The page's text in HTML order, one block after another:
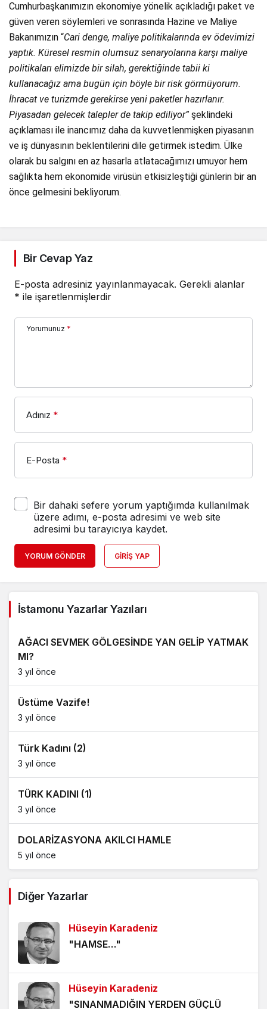
Cumhurbaşkanımızın ekonomiye yönelik açıkladığı paket ve
güven veren söylemleri ve sonrasında Hazine ve Maliye
Bakanımızın “Cari denge, maliye politikalarında ev ödevimizi
yaptık. Küresel resmin olumsuz senaryolarına karşı maliye
politikaları elimizde bir silah, gerektiğinde tabii ki
kullanacağız ama bugün için böyle bir risk görmüyorum.
İhracat ve turizmde gerekirse yeni paketler hazırlanır.
Piyasadan gelecek talepler de takip ediliyor”şeklindeki
açıklaması ile inancımız daha da kuvvetlenmişken piyasanın
ve iş dünyasının beklentilerini dile getirmek istedim. Ülke
olarak bu salgını en az hasarla atlatacağımızı umuyor hem
sağlıkta hem ekonomide virüsün etkisizleştiği günlerin bir an
önce gelmesini bekliyorum.
Bir Cevap Yaz
E-posta adresiniz yayınlanmayacak. Gerekli alanlar
* ile işaretlenmişlerdir
Yorumunuz *
Adınız *
E-Posta *
Bir dahaki sefere yorum yaptığımda kullanılmak
üzere adımı, e-posta adresimi ve web site
adresimi bu tarayıcıya kaydet.
YORUM GÖNDER GIRIŞ YAP
İstamonu Yazarlar Yazıları
AĞACI SEVMEK GÖLGESİNDE YAN GELİP YATMAK
MI?
3 yıl önce
Üstüme Vazife!
3 yıl önce
Türk Kadını (2)
3 yıl önce
TÜRK KADINI (1)
3 yıl önce
DOLARİZASYONA AKILCI HAMLE
5 yıl önce
5 yıl önce
ÖLÜMÜ BEKLEMEK
5 yıl önce
5 yıl önce
Diğer Yazarlar
Hüseyin Karadeniz
"HAMSE…"
Hüseyin Karadeniz
"SINANMADIĞIN YERDEN GÜÇLÜ